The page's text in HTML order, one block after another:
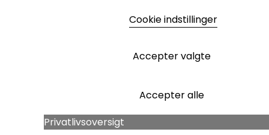
Cookie indstillinger
Accepter valgte
Accepter alle
Privatlivsoversigt